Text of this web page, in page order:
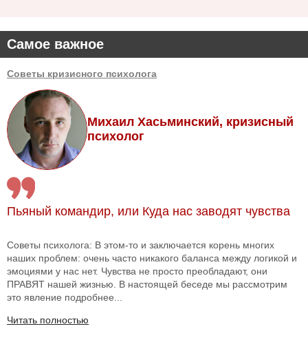
Самое важное
Советы кризисного психолога
Михаил Хасьминский, кризисный
психолог
Пьяный командир, или Куда нас заводят чувства
Советы психолога: В этом-то и заключается корень многих
наших проблем: очень часто никакого баланса между логикой и
эмоциями у нас нет. Чувства не просто преобладают, они
ПРАВЯТ нашей жизнью. В настоящей беседе мы рассмотрим
это явление подробнее...
Читать полностью